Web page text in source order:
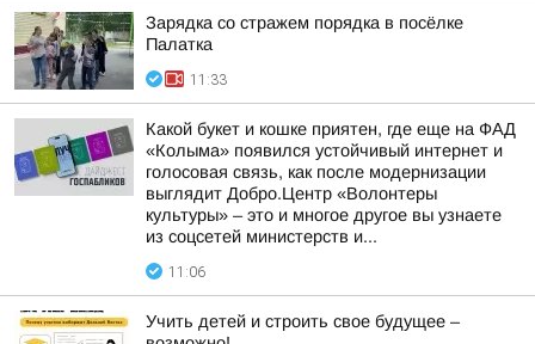
Зарядка со стражем порядка в посёлке
Палатка
11:33
Какой букет и кошке приятен, где еще на ФАД
«Колыма» появился устойчивый интернет и
голосовая связь, как после модернизации
выглядит Добро.Центр «Волонтеры
культуры» – это и многое другое вы узнаете
из соцсетей министерств и...
11:06
Учить детей и строить свое будущее –